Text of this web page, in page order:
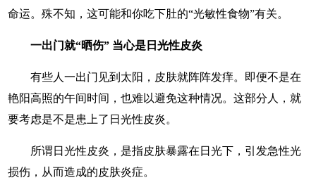
命运。殊不知，这可能和你吃下肚的“光敏性食物”有关。
一出门就“晒伤” 当心是日光性皮炎
有些人一出门见到太阳，皮肤就阵阵发痒。即便不是在
艳阳高照的午间时间，也难以避免这种情况。这部分人，就
要考虑是不是患上了日光性皮炎。
所谓日光性皮炎，是指皮肤暴露在日光下，引发急性光
损伤，从而造成的皮肤炎症。